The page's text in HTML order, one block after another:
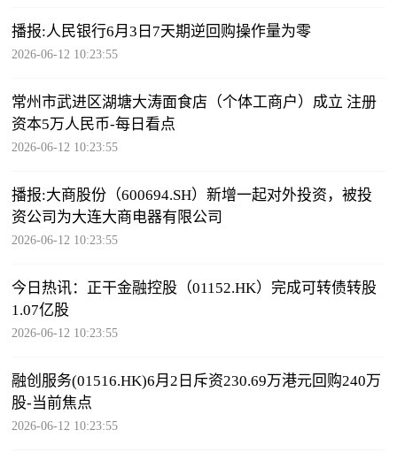
播报:人民银行6月3日7天期逆回购操作量为零
2026-06-12 10:23:55
常州市武进区湖塘大涛面食店（个体工商户）成立 注册
资本5万人民币-每日看点
2026-06-12 10:23:55
播报:大商股份（600694.SH）新增一起对外投资，被投
资公司为大连大商电器有限公司
2026-06-12 10:23:55
今日热讯：正干金融控股（01152.HK）完成可转债转股
1.07亿股
2026-06-12 10:23:55
融创服务(01516.HK)6月2日斥资230.69万港元回购240万
股-当前焦点
2026-06-12 10:23:55